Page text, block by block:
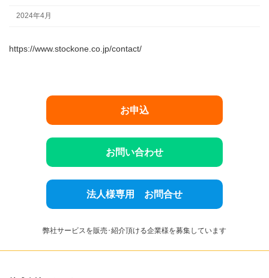
2024年4月
https://www.stockone.co.jp/contact/
お申込
お問い合わせ
法人様専用 お問合せ
弊社サービスを販売･紹介頂ける企業様を募集しています